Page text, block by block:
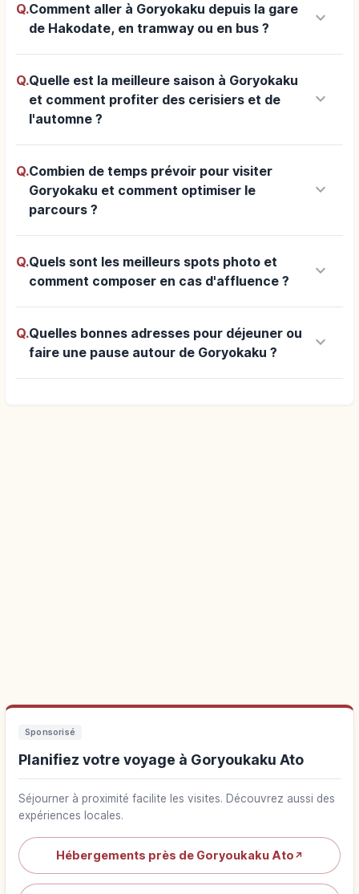
Q.Comment aller à Goryokaku depuis la gare
de Hakodate, en tramway ou en bus ?
keyboard_arrow_down
Q.Quelle est la meilleure saison à Goryokaku
et comment profiter des cerisiers et de
l'automne ?
keyboard_arrow_down
Q.Combien de temps prévoir pour visiter
Goryokaku et comment optimiser le
parcours ?
keyboard_arrow_down
Q.Quels sont les meilleurs spots photo et
comment composer en cas d'affluence ?
keyboard_arrow_down
Q.Quelles bonnes adresses pour déjeuner ou
faire une pause autour de Goryokaku ?
keyboard_arrow_down
Sponsorisé
Planifiez votre voyage à Goryoukaku Ato
Séjourner à proximité facilite les visites. Découvrez aussi des
expériences locales.
Hébergements près de Goryoukaku Ato ↗